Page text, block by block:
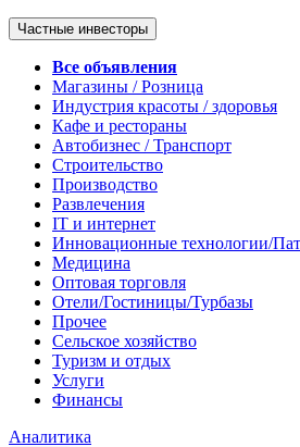
Частные инвесторы
Все объявления
Магазины / Розница
Индустрия красоты / здоровья
Кафе и рестораны
Автобизнес / Транспорт
Строительство
Производство
Развлечения
IT и интернет
Инновационные технологии/
Медицина
Оптовая торговля
Отели/Гостиницы/Турбазы
Прочее
Сельское хозяйство
Туризм и отдых
Услуги
Финансы
Аналитика